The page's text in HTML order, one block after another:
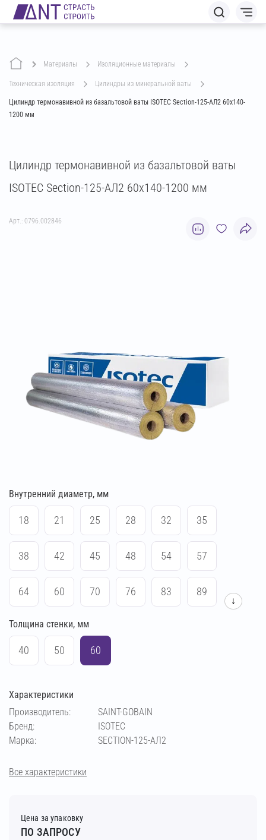
Материалы изоляционные материалы
техническая изоляция цилиндры из минеральной ваты
Цилиндр термонавивной из базальтовой ваты ISOTEC Section-125-АЛ2 60х140-
1200 мм
Цилиндр термонавивной из базальтовой ваты
ISOTEC Section-125-АЛ2 60х140-1200 мм
Арт.: 0796.002846
Внутренний диаметр, мм
18 21 25 28 32 35
38 42 45 48 54 57
64 60 70 76 83 89
102 108
194 219 273
↓
Толщина стенки, мм
40 50 60
Характеристики
Производитель:
SAINT-GOBAIN
Бренд:
ISOTEC
Марка:
SECTION-125-АЛ2
Все характеристики
Цена за упаковку
ПО ЗАПРОСУ